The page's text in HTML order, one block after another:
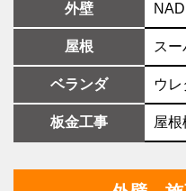
外壁
屋根 ス
ベランダ ウ
板金工事 屋